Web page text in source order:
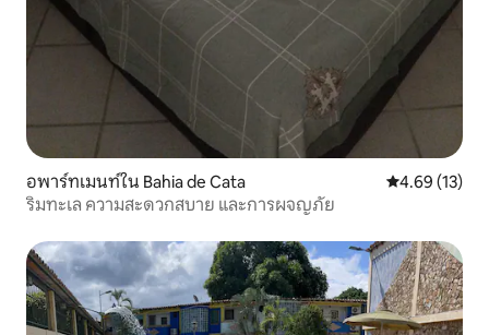
อพาร์ทเมนท์ใน Bahia de Cata คะแนนเฉลี่ย
4.69 (13)
ริมทะเล ความสะดวกสบาย และการผจญภัย